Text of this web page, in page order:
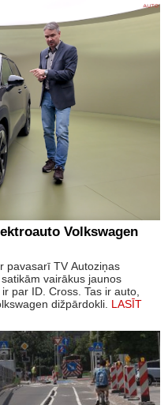
Volkswagen
pavasarī TV Autoziņas
vairākus jaunos
par ID. Cross. Tas ir auto,
dižpārdokli. LASĪT